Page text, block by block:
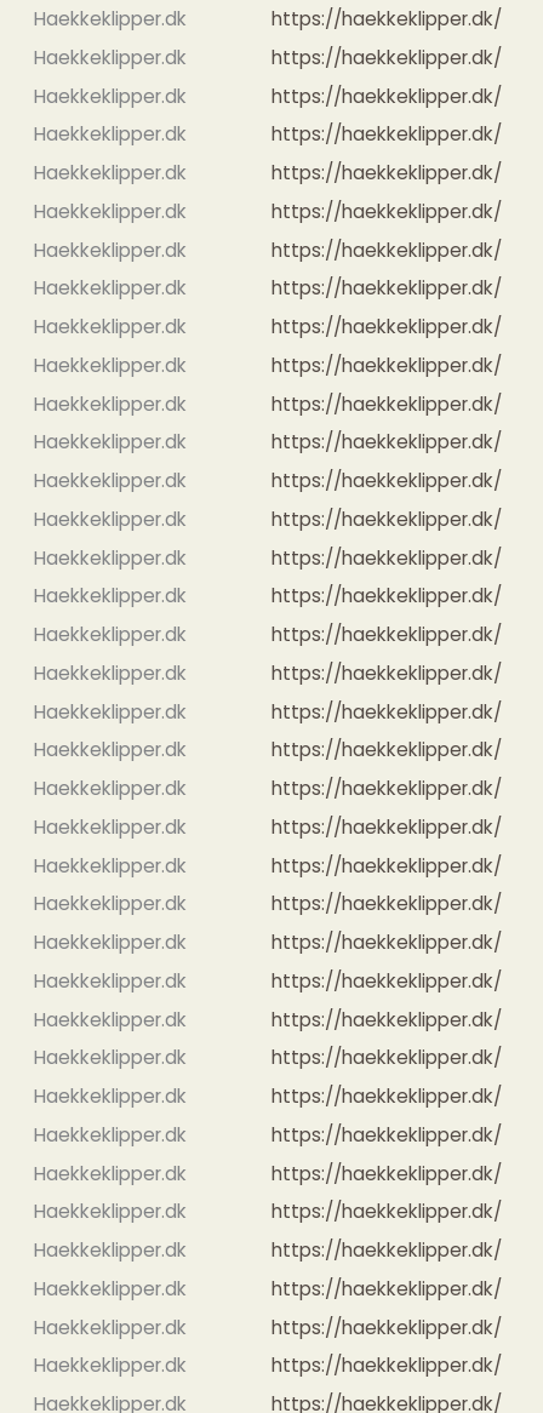
Haekkeklipper.dk
https://haekkeklipper.dk/
Haekkeklipper.dk
https://haekkeklipper.dk/
Haekkeklipper.dk
https://haekkeklipper.dk/
Haekkeklipper.dk
https://haekkeklipper.dk/
Haekkeklipper.dk
https://haekkeklipper.dk/
Haekkeklipper.dk
https://haekkeklipper.dk/
Haekkeklipper.dk
https://haekkeklipper.dk/
Haekkeklipper.dk
https://haekkeklipper.dk/
Haekkeklipper.dk
https://haekkeklipper.dk/
Haekkeklipper.dk
https://haekkeklipper.dk/
Haekkeklipper.dk
https://haekkeklipper.dk/
Haekkeklipper.dk
https://haekkeklipper.dk/
Haekkeklipper.dk
https://haekkeklipper.dk/
Haekkeklipper.dk
https://haekkeklipper.dk/
Haekkeklipper.dk
https://haekkeklipper.dk/
Haekkeklipper.dk
https://haekkeklipper.dk/
Haekkeklipper.dk
https://haekkeklipper.dk/
Haekkeklipper.dk
https://haekkeklipper.dk/
Haekkeklipper.dk
https://haekkeklipper.dk/
Haekkeklipper.dk
https://haekkeklipper.dk/
Haekkeklipper.dk
https://haekkeklipper.dk/
Haekkeklipper.dk
https://haekkeklipper.dk/
Haekkeklipper.dk
https://haekkeklipper.dk/
Haekkeklipper.dk
https://haekkeklipper.dk/
Haekkeklipper.dk
https://haekkeklipper.dk/
Haekkeklipper.dk
https://haekkeklipper.dk/
Haekkeklipper.dk
https://haekkeklipper.dk/
Haekkeklipper.dk
https://haekkeklipper.dk/
Haekkeklipper.dk
https://haekkeklipper.dk/
Haekkeklipper.dk
https://haekkeklipper.dk/
Haekkeklipper.dk
https://haekkeklipper.dk/
Haekkeklipper.dk
https://haekkeklipper.dk/
Haekkeklipper.dk
https://haekkeklipper.dk/
Haekkeklipper.dk
https://haekkeklipper.dk/
Haekkeklipper.dk
https://haekkeklipper.dk/
Haekkeklipper.dk
https://haekkeklipper.dk/
Haekkeklipper.dk
https://haekkeklipper.dk/